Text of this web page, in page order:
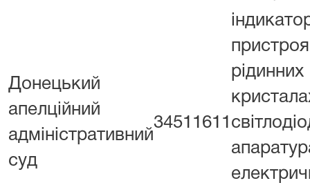
Донецький
апелційний
адміністративний
суд
34511611
рідинних